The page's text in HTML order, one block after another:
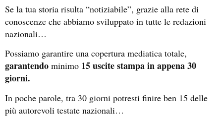
Se la tua storia risulta “notiziabile”, grazie alla rete di
conoscenze che abbiamo sviluppato in tutte le redazioni
nazionali…
Possiamo garantire una copertura mediatica totale,
garantendo minimo 15 uscite stampa in appena 30
giorni.
In poche parole, tra 30 giorni potresti finire ben 15 delle
più autorevoli testate nazionali…